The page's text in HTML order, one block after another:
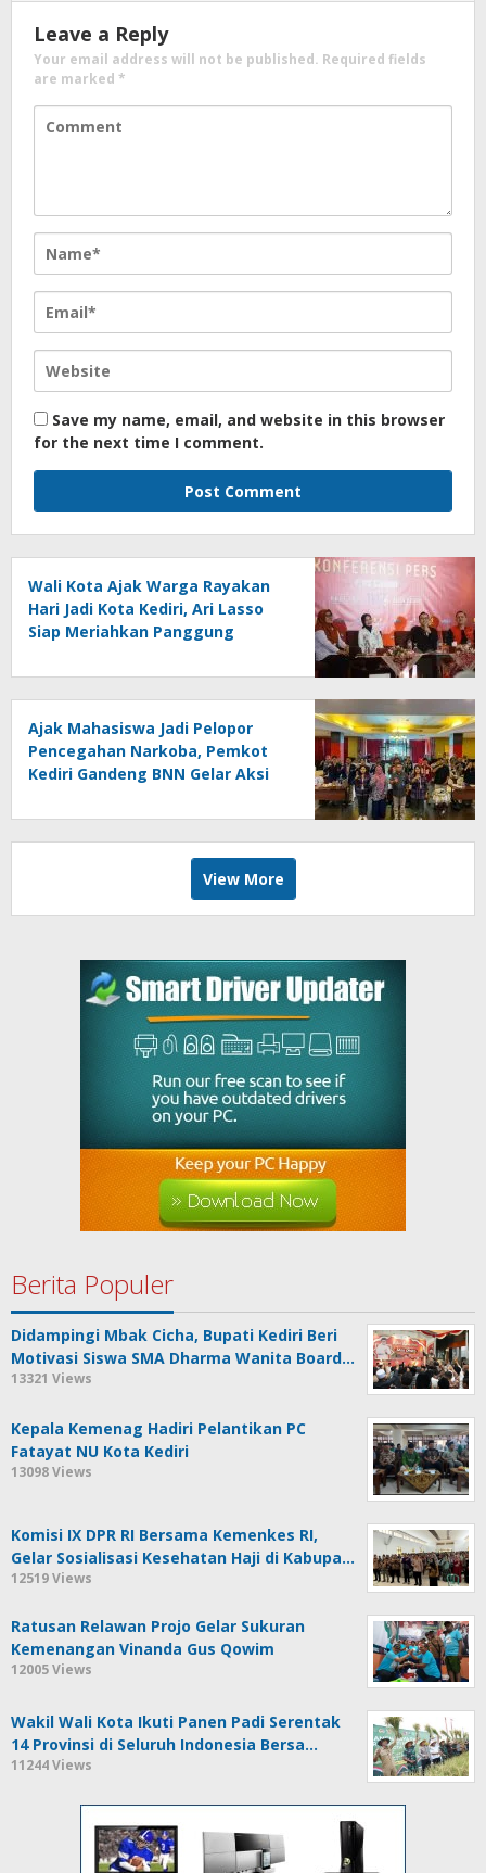
Leave a Reply
Your email address will not be published. Required fields
are marked *
Save my name, email, and website in this browser
for the next time I comment.
Wali Kota Ajak Warga Rayakan
Hari Jadi Kota Kediri, Ari Lasso
Siap Meriahkan Panggung
Ajak Mahasiswa Jadi Pelopor
Pencegahan Narkoba, Pemkot
Kediri Gandeng BNN Gelar Aksi
View More
Berita Populer
Didampingi Mbak Cicha, Bupati Kediri Beri
Motivasi Siswa SMA Dharma Wanita Board…
13321 Views
Kepala Kemenag Hadiri Pelantikan PC
Fatayat NU Kota Kediri
13098 Views
Komisi IX DPR RI Bersama Kemenkes RI,
Gelar Sosialisasi Kesehatan Haji di Kabupa…
12519 Views
Ratusan Relawan Projo Gelar Sukuran
Kemenangan Vinanda Gus Qowim
12005 Views
Wakil Wali Kota Ikuti Panen Padi Serentak
14 Provinsi di Seluruh Indonesia Bersa…
11244 Views